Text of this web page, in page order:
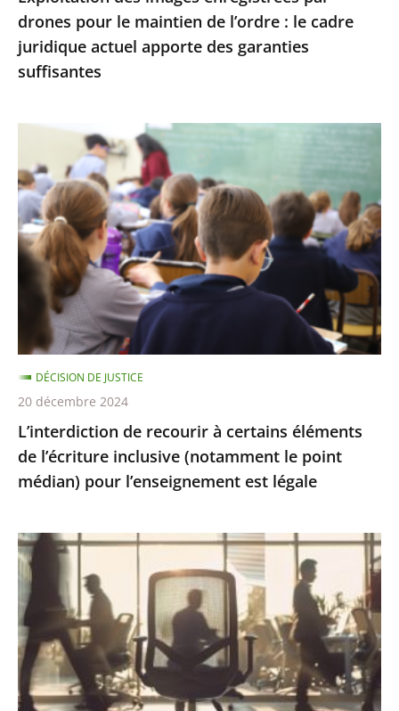
cadre
juridique
actuel
des
suffisantes
drones pour le maintien de l’ordre : le cadre
juridique actuel apporte des garanties
suffisantes
L’interdiction
recourir
à
certains
éléments
l’écriture
inclusive
(notamment
le
point
médian)
pour
l’enseignement
légale
L’interdiction de recourir à certains éléments
de l’écriture inclusive (notamment le point
médian) pour l’enseignement est légale
DÉCISION DE JUSTICE
20 décembre 2024
Présomption
de
démission
en
cas
d’abandon
de